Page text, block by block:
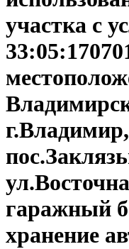
участка с
г.Владимир,
гаражный
хранение